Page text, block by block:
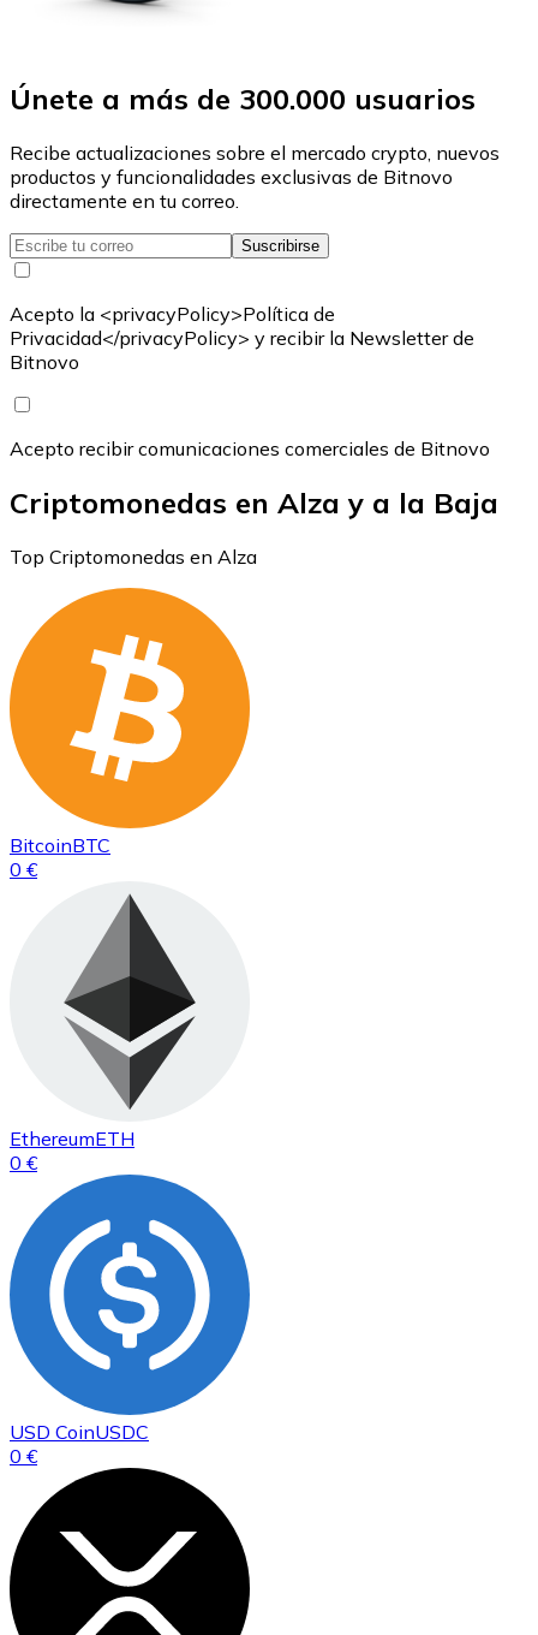
Únete a más de 300.000 usuarios
Recibe actualizaciones sobre el mercado crypto, nuevos
productos y funcionalidades exclusivas de Bitnovo
directamente en tu correo.
Suscribirse
Acepto la <privacyPolicy>Política de
Privacidad</privacyPolicy> y recibir la Newsletter de
Bitnovo
Acepto recibir comunicaciones comerciales de Bitnovo
Criptomonedas en Alza y a la Baja
Top Criptomonedas en Alza
BitcoinBTC
0 €
EthereumETH
0 €
USD CoinUSDC
0 €